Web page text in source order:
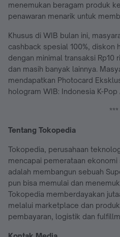
menemukan beragam produk
penawaran menarik untuk
Khusus di WIB bulan ini,
cashback spesial 100%, diskon
dengan minimal transaksi Rp10
dan masih banyak lainnya.
mendapatkan Photocard
hologram WIB: Indonesia K-Pop
***
Tentang Tokopedia
Tokopedia, perusahaan
mencapai pemerataan
adalah membangun sebuah
pun bisa memulai dan
Tokopedia memberdayakan
melalui marketplace dan
pembayaran, logistik dan